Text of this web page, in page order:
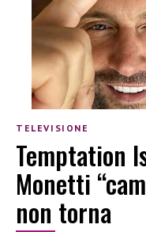
TELEVISIONE
Temptation
Monetti
non torna